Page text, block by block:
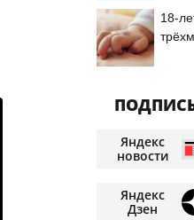
18-
Яндекс
новости
Яндекс
Дзен